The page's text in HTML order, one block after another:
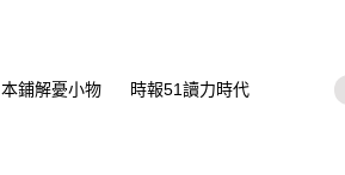
本鋪解憂小物 時報51讀力時代